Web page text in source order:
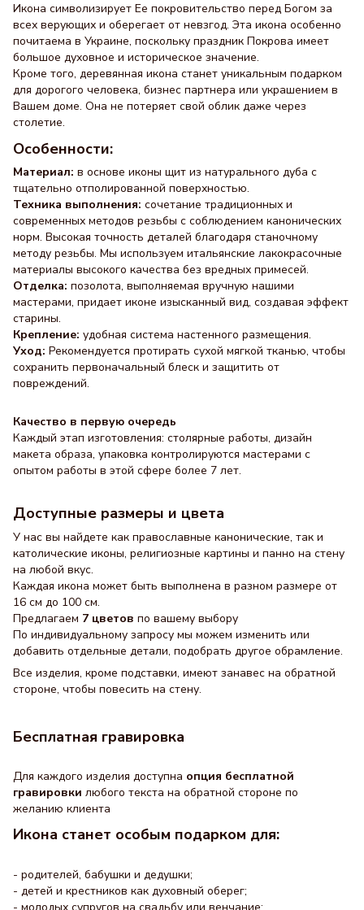
Икона символизирует Ее покровительство перед Богом за
всех верующих и оберегает от невзгод. Эта икона особенно
почитаема в Украине, поскольку праздник Покрова имеет
большое духовное и историческое значение.
Кроме того, деревянная икона станет уникальным подарком
для дорогого человека, бизнес партнера или украшением в
Вашем доме. Она не потеряет свой облик даже через
столетие.
Особенности:
Материал: в основе иконы щит из натурального дуба с
тщательно отполированной поверхностью.
Техника выполнения: сочетание традиционных и
современных методов резьбы с соблюдением канонических
норм. Высокая точность деталей благодаря станочному
методу резьбы. Мы используем итальянские лакокрасочные
материалы высокого качества без вредных примесей.
Отделка: позолота, выполняемая вручную нашими
мастерами, придает иконе изысканный вид, создавая эффект
старины.
Крепление: удобная система настенного размещения.
Уход: Рекомендуется протирать сухой мягкой тканью, чтобы
сохранить первоначальный блеск и защитить от
повреждений.
Качество в первую очередь
Каждый этап изготовления: столярные работы, дизайн
макета образа, упаковка контролируются мастерами с
опытом работы в этой сфере более 7 лет.
Доступные размеры и цвета
У нас вы найдете как православные канонические, так и
католические иконы, религиозные картины и панно на стену
на любой вкус.
Каждая икона может быть выполнена в разном размере от
16 см до 100 см.
Предлагаем 7 цветов по вашему выбору
По индивидуальному запросу мы можем изменить или
добавить отдельные детали, подобрать другое обрамление.
Все изделия, кроме подставки, имеют занавес на обратной
стороне, чтобы повесить на стену.
Бесплатная гравировка
Для каждого изделия доступна опция бесплатной
гравировки любого текста на обратной стороне по
желанию клиента
Икона станет особым подарком для:
- родителей, бабушки и дедушки;
- детей и крестников как духовный оберег;